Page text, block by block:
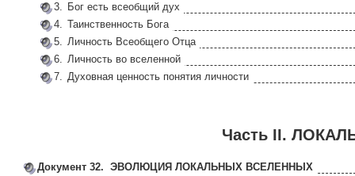
3. Бог есть всеобщий дух
4. Таинственность Бога
5. Личность Всеобщего Отца
6. Личность во вселенной
7. Духовная ценность понятия личности
Часть II.
Документ 32. ЭВОЛЮЦИЯ ЛОКАЛЬНЫХ ВСЕЛЕННЫХ